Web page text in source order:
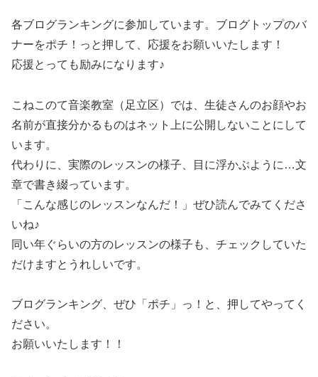
各ブログランキングに参加しています。ブログトップのバ
ナーをポチ！っと押して、応援をお願いいたします！
応援とっても励みになります♪
こねこのて音楽教室（足立区）では、生徒さんのお顔やお
名前が直接分かるものはネット上に公開しないことにして
います。
代わりに、実際のレッスンの様子、目に浮かぶように…文
章で書き綴っています。
「こんな感じのレッスンなんだ！」ぜひ読んでみてくださ
いね♪
同い年ぐらいの方のレッスンの様子も、チェックしていた
だけますとうれしいです。
ブログランキング、ぜひ「ポチ」っ！と、押してやってく
ださい。
お願いいたします！！